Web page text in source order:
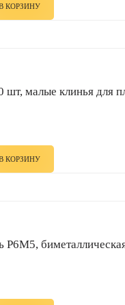
КОРЗИНУ
100 шт, малые клинья
КОРЗИНУ
Р6М5,